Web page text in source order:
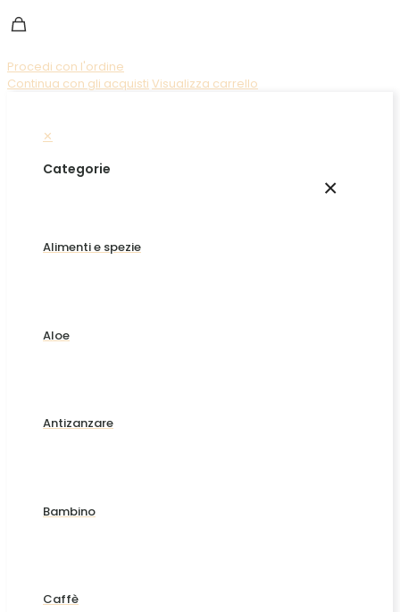
Procedi con l'ordine
Continua con gli acquisti Visualizza carrello
✕
×
Categorie
Alimenti e spezie
Aloe
Antizanzare
Bambino
Caffè